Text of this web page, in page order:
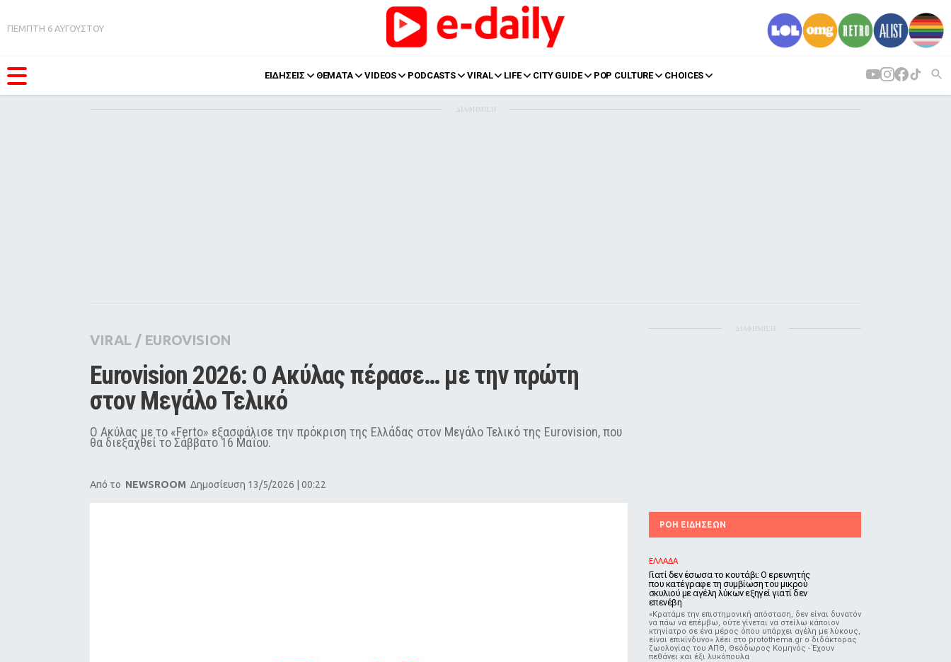
ΠΕΜΠΤΗ 6 ΑΥΓΟΥΣΤΟΥ
ΕΙΔΗΣΕΙΣ ΘΕΜΑΤΑ VIDEOS PODCASTS VIRAL LIFE CITY GUIDE POP CULTURE CHOICES
Pop Culture
Agenda
ΔΙΑΦΗΜΙΣΗ
VIRAL / EUROVISION
Eurovision 2026: Ο Ακύλας πέρασε… με την πρώτη
στον Μεγάλο Τελικό
Ο Ακύλας με το «Ferto» εξασφάλισε την πρόκριση της Ελλάδας στον Μεγάλο Τελικό της Eurovision, που
θα διεξαχθεί το Σάββατο 16 Μαΐου.
Από το NEWSROOM Δημοσίευση 13/5/2026 | 00:22
ΔΙΑΦΗΜΙΣΗ
ΡΟΗ ΕΙΔΗΣΕΩΝ
ΕΛΛΑΔΑ
Γιατί δεν έσωσα το κουτάβι: Ο ερευνητής
που κατέγραφε τη συμβίωση του μικρού
σκυλιού με αγέλη λύκων εξηγεί γιατί δεν
επενέβη
«Κρατάμε την επιστημονική απόσταση, δεν είναι δυνατόν
να πάω να επέμβω, ούτε γίνεται να στείλω κάποιον
κτηνίατρο σε ένα μέρος όπου υπάρχει αγέλη με λύκους,
είναι επικίνδυνο» λέει στο protothema.gr ο διδάκτορας
ζωολογίας του ΑΠΘ, Θεόδωρος Κομηνός - Έχουν
πεθάνει και έξι λυκόπουλα